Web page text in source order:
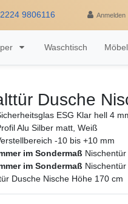
9806116 Anmelden
Waschtisch Möbel
Dusche
ESG Klar hell 4
Alu Silber matt, Weiß
-10 bis +10 mm
im Sondermaß
im Sondermaß
Dusche Nische Höhe 170 cm